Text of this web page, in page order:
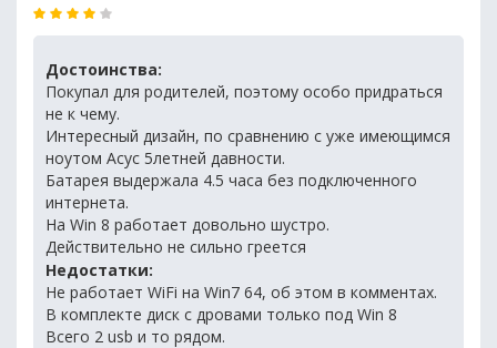
Достоинства:
Покупал для родителей, поэтому особо придраться
не к чему.
Интересный дизайн, по сравнению с уже имеющимся
ноутом Асус 5летней давности.
Батарея выдержала 4.5 часа без подключенного
интернета.
На Win 8 работает довольно шустро.
Действительно не сильно греется
Недостатки:
Не работает WiFi на Win7 64, об этом в комментах.
В комплекте диск с дровами только под Win 8
Всего 2 usb и то рядом.